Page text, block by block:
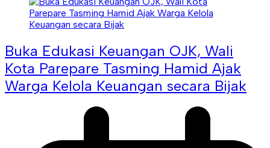
Buka Edukasi Keuangan OJK, Wali
Kota Parepare Tasming Hamid Ajak
Warga Kelola Keuangan secara Bijak